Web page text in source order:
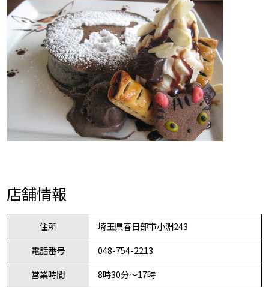
店舗情報
住所
埼玉県春日部市小淵243
電話番号
048-754-2213
営業時間
8時30分～17時